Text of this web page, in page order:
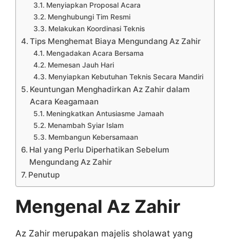
Menyiapkan Proposal Acara
Menghubungi Tim Resmi
Melakukan Koordinasi Teknis
Tips Menghemat Biaya Mengundang Az Zahir
Mengadakan Acara Bersama
Memesan Jauh Hari
Menyiapkan Kebutuhan Teknis Secara Mandiri
Keuntungan Menghadirkan Az Zahir dalam
Acara Keagamaan
Meningkatkan Antusiasme Jamaah
Menambah Syiar Islam
Membangun Kebersamaan
Hal yang Perlu Diperhatikan Sebelum
Mengundang Az Zahir
Penutup
Mengenal Az Zahir
Az Zahir merupakan majelis sholawat yang